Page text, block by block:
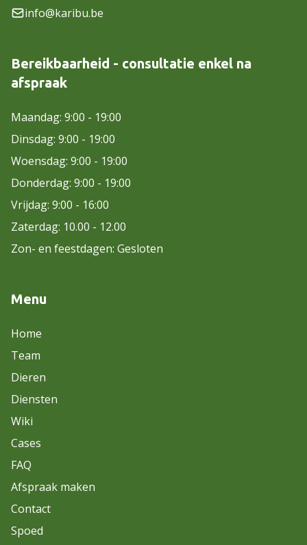
info@karibu.be
Bereikbaarheid - consultatie enkel na
afspraak
Maandag: 9:00 - 19:00
Dinsdag: 9:00 - 19:00
Woensdag: 9:00 - 19:00
Donderdag: 9:00 - 19:00
Vrijdag: 9:00 - 16:00
Zaterdag: 10.00 - 12.00
Zon- en feestdagen: Gesloten
Menu
Home
Team
Dieren
Diensten
Wiki
Cases
FAQ
Afspraak maken
Contact
Spoed